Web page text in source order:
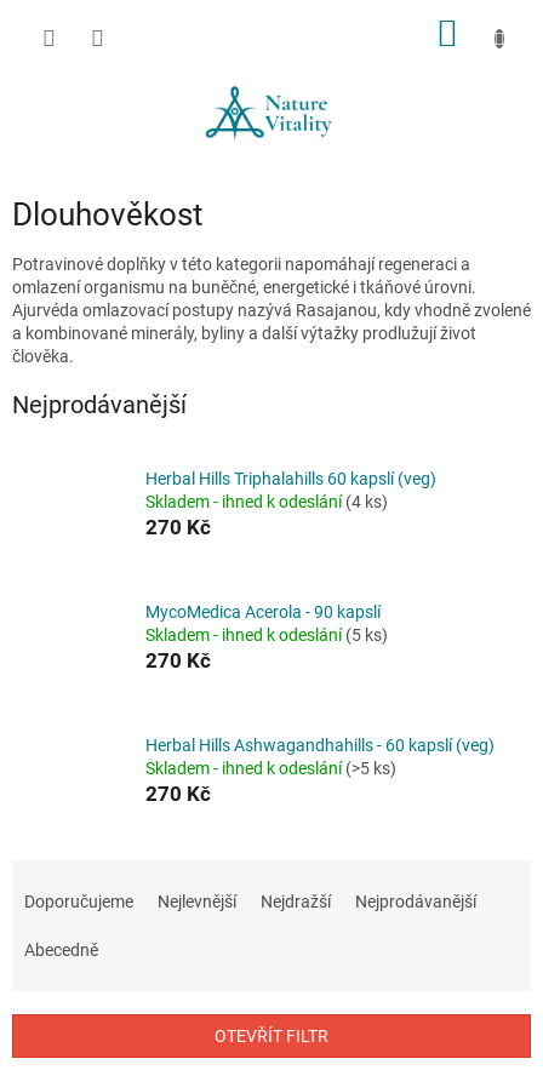
Dlouhověkost
Potravinové doplňky v této kategorii napomáhají regeneraci a
omlazení organismu na buněčné, energetické i tkáňové úrovni.
Ajurvéda omlazovací postupy nazývá Rasajanou, kdy vhodně zvolené
a kombinované minerály, byliny a další výtažky prodlužují život
člověka.
Nejprodávanější
Herbal Hills Triphalahills 60 kapslí (veg)
Skladem - ihned k odeslání(4 ks)
270 Kč
MycoMedica Acerola - 90 kapslí
Skladem - ihned k odeslání(5 ks)
270 Kč
Herbal Hills Ashwagandhahills - 60 kapslí (veg)
Skladem - ihned k odeslání(>5 ks)
270 Kč
r
Doporučujeme Nejlevnější Nejdražší Nejprodávanější
Abecedně
OTEVŘÍT FILTR